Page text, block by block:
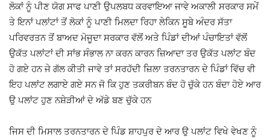
ਲੋਕਾਂ ਨੂੰ ਪੀਣ ਯੋਗ ਸਾਫ ਪਾਣੀ ਉਪਲਬਧ ਕਰਵਾਇਆ ਜਾਵੇ ਅਕਾਲੀ ਸਰਕਾਰ ਸਮੇਂ
ਤੇ ਇਨਾਂ ਪਲਾਂਟਾਂ ਤੋਂ ਲੋਕਾਂ ਨੂੰ ਪਾਣੀ ਮਿਲਦਾ ਰਿਹਾ ਲੇਕਿਨ ਸੂਬੇ ਅੰਦਰ ਸੱਤਾ
ਪਰਿਵਰਤਨ ਤੋਂ ਬਾਅਦ ਮੋਜੂਦਾ ਸਰਕਾਰ ਵੱਲੋਂ ਅਤੇ ਪਿੰਡਾਂ ਦੀਆਂ ਪੰਚਾਇਤਾਂ ਵੱਲੋਂ
ਉਕੱਤ ਪਲਾਂਟਾਂ ਦੀ ਸਾਂਭ ਸੰਭਾਲ ਨਾ ਕਰਨ ਕਾਰਨ ਜ਼ਿਆਦਾ ਤਰ ਉਕੱਤ ਪਲਾਂਟ ਬੰਦ
ਹੋ ਗਏ ਹਨ ਜੇ ਗੱਲ ਕੀਤੀ ਜਾਵੇ ਤਾਂ ਸਰਹੱਦੀ ਜ਼ਿਲਾ ਤਰਨਤਾਰਨ ਦੇ ਪਿੰਡਾਂ ਵਿੱਚ ਵੀ
ਇਹ ਪਲਾਂਟ ਲਗਾਏ ਗਏ ਸਨ ਜੋ ਕਿ ਹੁਣ ਤਕਰੀਬਨ ਬੰਦ ਹੋ ਚੁੱਕੇ ਹਨ ਬੰਦਾ ਹੋਏ ਆਰ
ਉ ਪਲਾਂਟ ਹੁਣ ਨਸ਼ੇੜੀਆਂ ਦੇ ਅੱਡੇ ਬਣ ਚੁੱਕੇ ਹਨ
ਜਿਸ ਦੀ ਮਿਸਾਲ ਤਰਨਤਾਰਨ ਦੇ ਪਿੰਡ ਸ਼ਾਹਪੁਰ ਦੇ ਆਰ ਉ ਪਲਾਂਟ ਵਿਖੇ ਵੇਖਣ ਨੂੰ